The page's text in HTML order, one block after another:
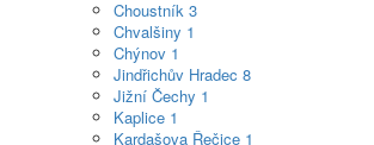
Choustník 3
Chvalšiny 1
Chýnov 1
Jindřichův Hradec 8
Jižní Čechy 1
Kaplice 1
Kardašova Řečice 1